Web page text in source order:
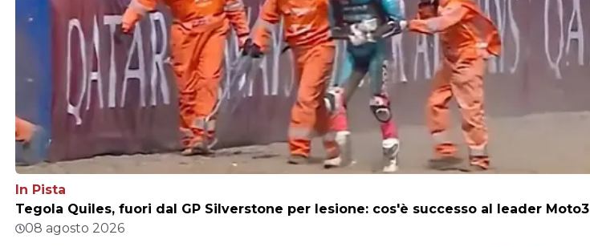
In Pista
Tegola Quiles, fuori dal GP Silverstone per lesione: cos'è successo al leader Moto3
08 agosto 2026